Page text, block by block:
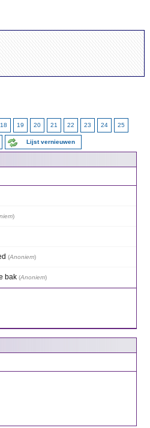
18 19 20 21 22 23 24 25
Lijst vernieuwen
)
(Anoniem)
bak (Anoniem)